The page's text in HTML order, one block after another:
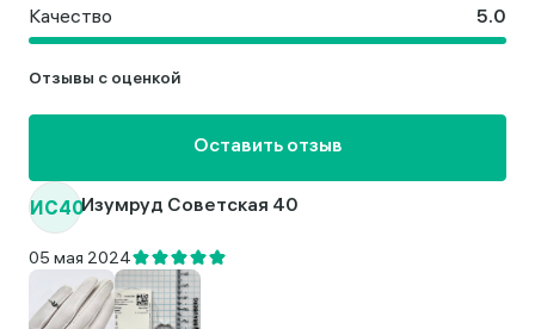
ИС40Изумруд Советская 40
05 мая 2024
Качество
Отзывы с оценкой
Оставить отзыв